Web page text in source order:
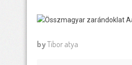
byTibor atya